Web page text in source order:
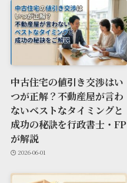
中古住宅の値引き交渉はい
つが正解？不動産屋が言わ
ないベストなタイミングと
成功の秘訣を行政書士・FP
が解説
2026-06-01